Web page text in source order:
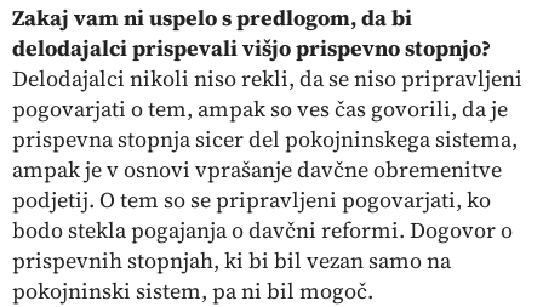
Zakaj vam ni uspelo s predlogom, da bi
delodajalci prispevali višjo prispevno stopnjo?
Delodajalci nikoli niso rekli, da se niso pripravljeni
pogovarjati o tem, ampak so ves čas govorili, da je
prispevna stopnja sicer del pokojninskega sistema,
ampak je v osnovi vprašanje davčne obremenitve
podjetij. O tem so se pripravljeni pogovarjati, ko
bodo stekla pogajanja o davčni reformi. Dogovor o
prispevnih stopnjah, ki bi bil vezan samo na
pokojninski sistem, pa ni bil mogoč.